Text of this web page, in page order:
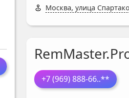
Москва, улица
+7 (969) 888-66..**